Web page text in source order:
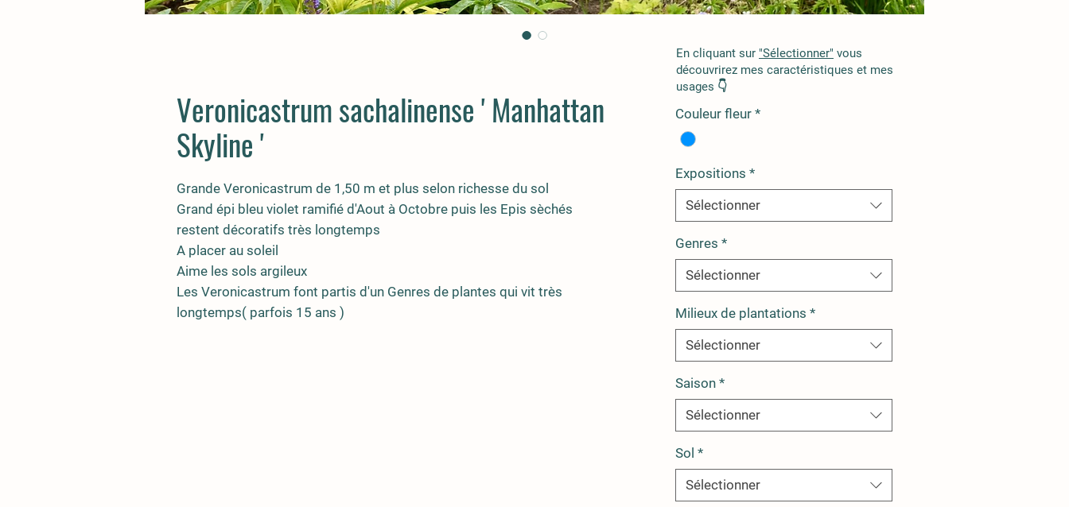
Veronicastrum sachalinense ' Manhattan
Skyline '
Grande Veronicastrum de 1,50 m et plus selon richesse du sol
Grand épi bleu violet ramifié d'Aout à Octobre puis les Epis sèchés
restent décoratifs très longtemps
A placer au soleil
Aime les sols argileux
Les Veronicastrum font partis d'un Genres de plantes qui vit très
longtemps( parfois 15 ans )
Couleur fleur *
Expositions *
Sélectionner
Genres *
Sélectionner
Milieux de plantations *
Sélectionner
Saison *
Sélectionner
Sol *
Sélectionner
En cliquant sur "Sélectionner" vous
découvrirez mes caractéristiques et mes
usages 👇